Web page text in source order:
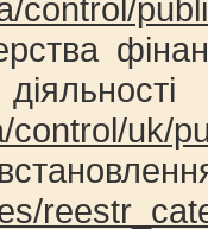
control/
control/uk/